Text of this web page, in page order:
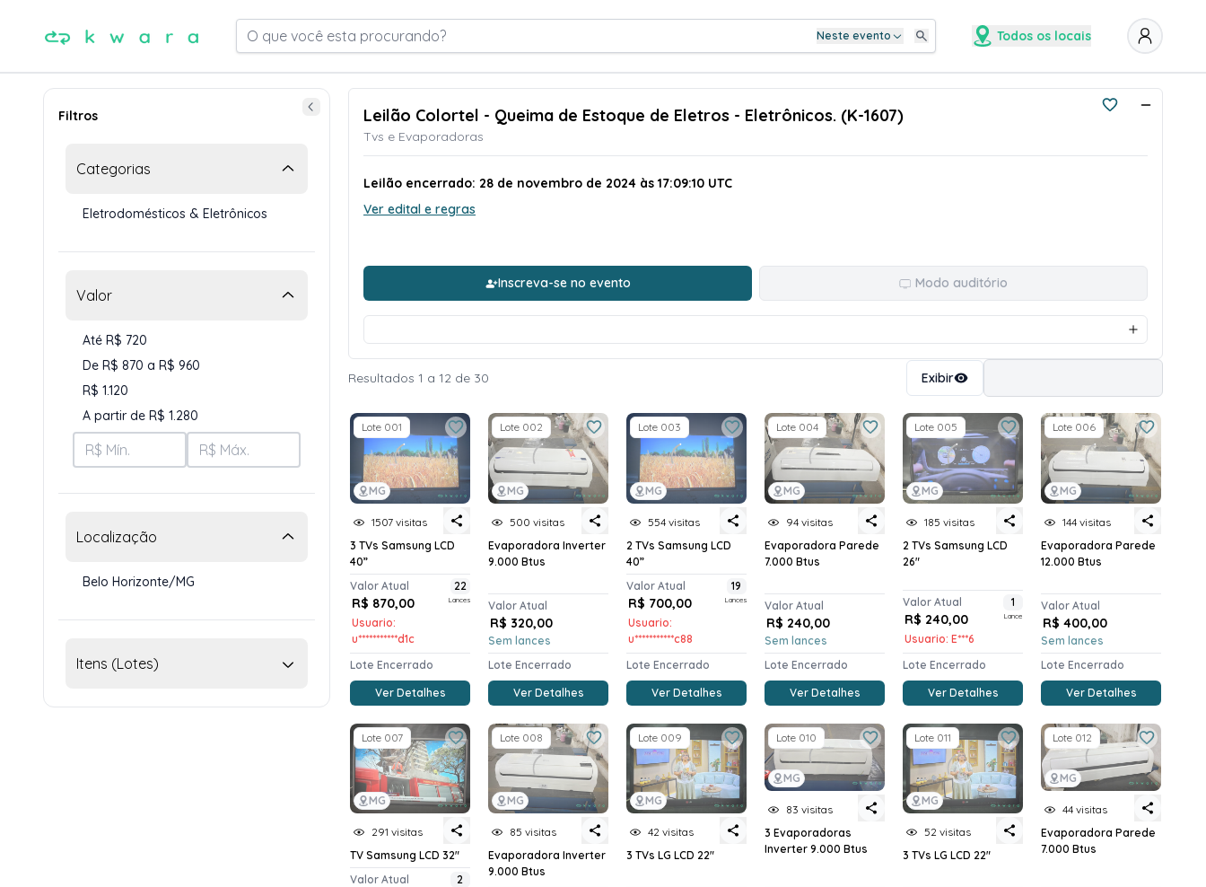
O que você esta procurando? Neste evento Todos os locais
Filtros
Categorias
Eletrodomésticos & Eletrônicos
Valor
Até R$ 720
De R$ 870 a R$ 960
R$ 1.120
A partir de R$ 1.280
Localização
Belo Horizonte/MG
Itens (Lotes)
Leilão Colortel - Queima de Estoque de Eletros - Eletrônicos. (K-1607)
Tvs e Evaporadoras
Leilão encerrado: 28 de novembro de 2024 às 17:09:10 UTC
Ver edital e regras
Inscreva-se no evento Modo auditório
Resultados 1 a 12 de 30 Exibir
MG
Lote 001
1507 visitas
3 TVs Samsung LCD
40”
Valor Atual
R$ 870,00
Usuario:
u***********d1c
22
Lances
Lote Encerrado
Ver Detalhes
MG
Lote 002
500 visitas
Evaporadora Inverter
9.000 Btus
Valor Atual
R$ 320,00
Sem lances
Lote Encerrado
Ver Detalhes
MG
Lote 003
554 visitas
2 TVs Samsung LCD
40”
Valor Atual
R$ 700,00
Usuario:
u***********c88
19
Lances
Lote Encerrado
Ver Detalhes
MG
Lote 004
94 visitas
Evaporadora Parede
7.000 Btus
Valor Atual
R$ 240,00
Sem lances
Lote Encerrado
Ver Detalhes
MG
Lote 005
185 visitas
2 TVs Samsung LCD
26"
Valor Atual
R$ 240,00
Usuario: E***6
1
Lance
Lote Encerrado
Ver Detalhes
MG
Lote 006
144 visitas
Evaporadora Parede
12.000 Btus
Valor Atual
R$ 400,00
Sem lances
Lote Encerrado
Ver Detalhes
MG
Lote 007
291 visitas
TV Samsung LCD 32"
Valor Atual
2
MG
Lote 008
85 visitas
Evaporadora Inverter
9.000 Btus
MG
Lote 009
42 visitas
3 TVs LG LCD 22"
MG
Lote 010
83 visitas
3 Evaporadoras
Inverter 9.000 Btus
MG
Lote 011
52 visitas
3 TVs LG LCD 22"
MG
Lote 012
44 visitas
Evaporadora Parede
7.000 Btus